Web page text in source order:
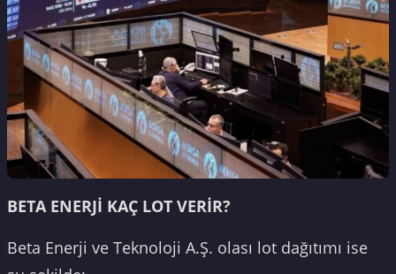
BETA ENERJİ KAÇ LOT VERİR?
Beta Enerji ve Teknoloji A.Ş. olası lot dağıtımı ise